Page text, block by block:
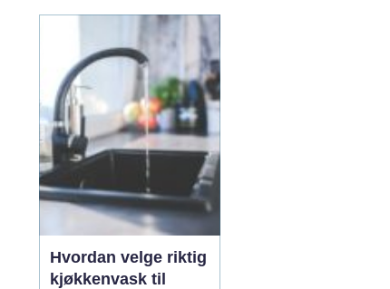
elektrikervakt er en
tjeneste der autoriserte
elektrikere rykker ut ute...
Hvordan velge riktig
kjøkkenvask til